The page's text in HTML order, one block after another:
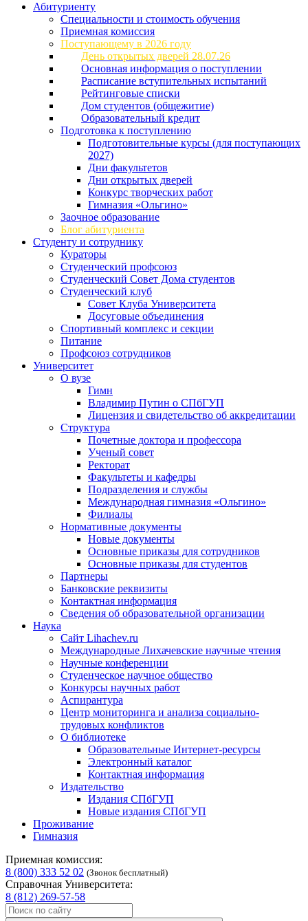
Абитуриенту
Специальности и стоимость обучения
Приемная комиссия
Поступающему в 2026 году
День открытых дверей 28.07.26
Основная информация о поступлении
Расписание вступительных испытаний
Рейтинговые списки
Дом студентов (общежитие)
Образовательный кредит
Подготовка к поступлению
Подготовительные курсы (для поступающих
2027)
Дни факультетов
Дни открытых дверей
Конкурс творческих работ
Гимназия «Ольгино»
Заочное образование
Блог абитуриента
Студенту и сотруднику
Кураторы
Студенческий профсоюз
Студенческий Совет Дома студентов
Студенческий клуб
Совет Клуба Университета
Досуговые объединения
Спортивный комплекс и секции
Питание
Профсоюз сотрудников
Университет
О вузе
Гимн
Владимир Путин о СПбГУП
Лицензия и свидетельство об аккредитации
Структура
Почетные доктора и профессора
Ученый совет
Ректорат
Факультеты и кафедры
Подразделения и службы
Международная гимназия «Ольгино»
Филиалы
Нормативные документы
Новые документы
Основные приказы для сотрудников
Основные приказы для студентов
Партнеры
Банковские реквизиты
Контактная информация
Сведения об образовательной организации
Наука
Сайт Lihachev.ru
Международные Лихачевские научные чтения
Научные конференции
Студенческое научное общество
Конкурсы научных работ
Аспирантура
Центр мониторинга и анализа социально-
трудовых конфликтов
О библиотеке
Образовательные Интернет-ресурсы
Электронный каталог
Контактная информация
Издательство
Издания СПбГУП
Новые издания СПбГУП
Проживание
Гимназия
Приемная комиссия:
8 (800) 333 52 02 (Звонок бесплатный)
Справочная Университета:
8 (812) 269-57-58